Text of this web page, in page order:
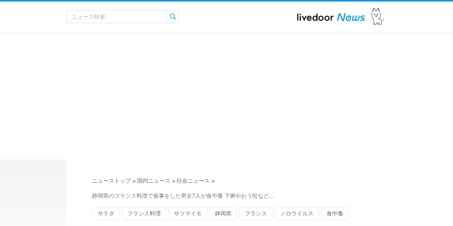
ニューストップ > 国内ニュース > 社会ニュース >
静岡県のフランス料理で食事をした男女7人が食中毒 下痢やおう吐など…
サラダ フランス料理 サツマイモ 静岡県 フランス ノロウイルス 食中毒